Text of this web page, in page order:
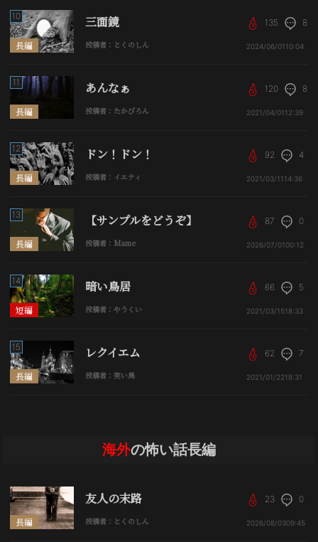
長編
10 三面鏡
投稿者：とくのしん
135 8
2024/06/01 10:04
長編
11 あんなぁ
投稿者：たかぴろん
120 8
2021/04/01 12:39
長編
12 ドン！ドン！
投稿者：イエティ
92 4
2021/03/11 14:36
長編
13 【サンプルをどうぞ】
投稿者：Mame
87 0
2026/07/01 00:12
短編
14 暗い鳥居
投稿者：やうくい
66 5
2021/03/1518:33
長編
15 レクイエム
投稿者：笑い馬
62 7
2021/01/2218:31
海外の怖い話長編
長編
友人の末路
投稿者：とくのしん
23 0
2026/08/0309:45